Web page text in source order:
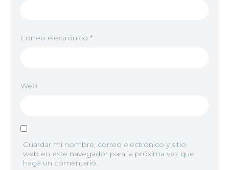
Correo electrónico *
Web
Guardar mi nombre, correo electrónico y sitio
web en este navegador para la próxima vez que
haga un comentario.